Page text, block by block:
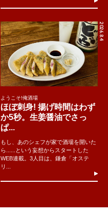
2026.8.4
ようこそ!俺酒場
ほぼ刺身! 揚げ時間はわず
か5秒。生姜醤油でさっ
ぱ...
もし、あのシェフが家で酒場を開いた
ら......という妄想からスタートした
WEB連載。3人目は、鎌倉「オステ
リ...